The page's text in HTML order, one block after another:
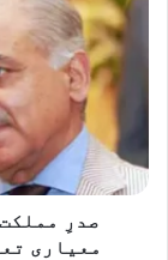
مملکت
اور
وزیراعظم
نوجوانوں
معیاری
تعلیم
صدرِ
معیاری